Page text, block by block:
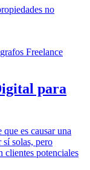
no
para
es causar una
solas, pero
clientes potenciales